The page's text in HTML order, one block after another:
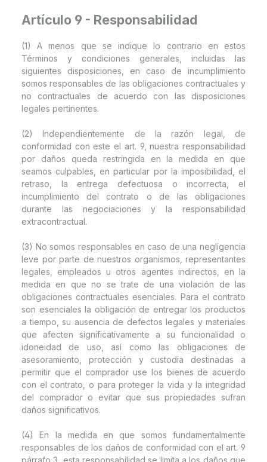
Artículo 9 - Responsabilidad
(1) A menos que se indique lo contrario en estos
Términos y condiciones generales, incluidas las
siguientes disposiciones, en caso de incumplimiento
somos responsables de las obligaciones contractuales y
no contractuales de acuerdo con las disposiciones
legales pertinentes.
(2) Independientemente de la razón legal, de
conformidad con este el art. 9, nuestra responsabilidad
por daños queda restringida en la medida en que
seamos culpables, en particular por la imposibilidad, el
retraso, la entrega defectuosa o incorrecta, el
incumplimiento del contrato o de las obligaciones
durante las negociaciones y la responsabilidad
extracontractual.
(3) No somos responsables en caso de una negligencia
leve por parte de nuestros organismos, representantes
legales, empleados u otros agentes indirectos, en la
medida en que no se trate de una violación de las
obligaciones contractuales esenciales. Para el contrato
son esenciales la obligación de entregar los productos
a tiempo, su ausencia de defectos legales y materiales
que afecten significativamente a su funcionalidad o
idoneidad de uso, así como las obligaciones de
asesoramiento, protección y custodia destinadas a
permitir que el comprador use los bienes de acuerdo
con el contrato, o para proteger la vida y la integridad
del comprador o evitar que sus propiedades sufran
daños significativos.
(4) En la medida en que somos fundamentalmente
responsables de los daños de conformidad con el art. 9
párrafo 3, esta responsabilidad se limita a los daños que